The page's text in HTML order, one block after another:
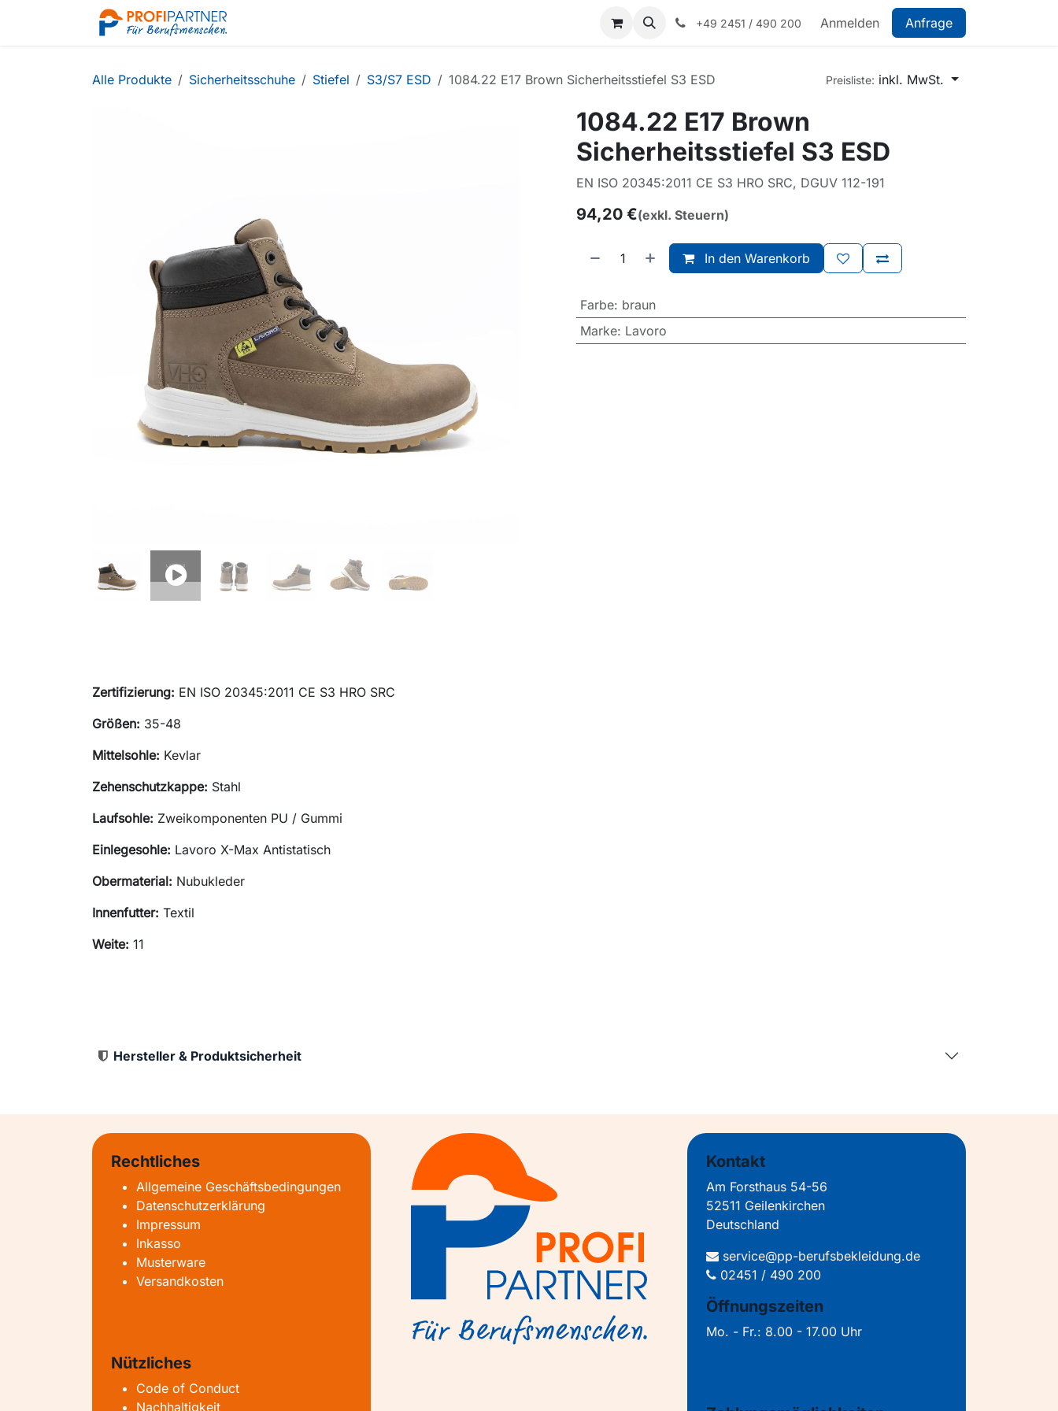
Zum Inhalt springen
+49 2451 / 490 200 Anmelden Anfrage
Alle Produkte Sicherheitsschuhe Stiefel S3/S7 ESD 1084.22 E17 Brown Sicherheitsstiefel S3 ESD Preisliste: inkl. MwSt.
1084.22 E17 Brown
Sicherheitsstiefel S3 ESD
EN ISO 20345:2011 CE S3 HRO SRC, DGUV 112-191
94,20 €(exkl. Steuern)
In den Warenkorb
Farbe: braun
Marke: Lavoro
Zertifizierung: EN ISO 20345:2011 CE S3 HRO SRC
Größen: 35-48
Mittelsohle: Kevlar
Zehenschutzkappe: Stahl
Laufsohle: Zweikomponenten PU / Gummi
Einlegesohle: Lavoro X-Max Antistatisch
Obermaterial: Nubukleder
Innenfutter: Textil
Weite: 11
Hersteller & Produktsicherheit
Rechtliches
Allgemeine Geschäftsbedingungen
Datenschutzerklärung
Impressum
Inkasso
Musterware
Versandkosten
Nützliches
Code of Conduct
Nachhaltigkeit
Kontakt
Am Forsthaus 54-56
52511 Geilenkirchen
Deutschland
service@pp-berufsbekleidung.de
02451 / 490 200
Öffnungszeiten
Mo. - Fr.: 8.00 - 17.00 Uhr